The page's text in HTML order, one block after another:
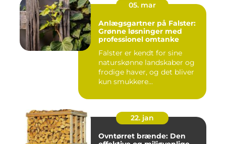
05. mar
Anlægsgartner på Falster:
Grønne løsninger med
professionel omtanke
Falster er kendt for sine
naturskønne landskaber og
frodige haver, og det bliver
kun smukkere...
22. jan
Ovntørret brænde: Den